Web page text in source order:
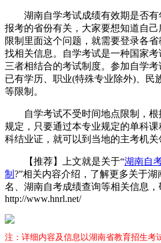
湖南自学考试成绩有效期是否有
报考的省份有关，大家要想知道自
限制里面这个问题，就需要登录各
找相关信息。自学考试是一种国家
三者相结合的考试制度。参加自学考
已有学历、职业(特殊专业除外)、民
等限制。
自学考试不受时间地点限制，根
规定，只要通过本专业规定的单科
科结业证，就可以到当地的主考机关
【推荐】上文就是关于“湖南自
制 ?”相关内容介绍，了解更多关于
名、湖南自考成绩查询等相关信息
http://www.hnrl.net/
注：详细内容及信息以湖南省教育招生考